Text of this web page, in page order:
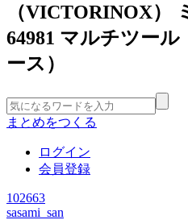
（VICTORINOX）
64981 マルチツー
ース）
まとめをつくる
ログイン
会員登録
102663
sasami_san